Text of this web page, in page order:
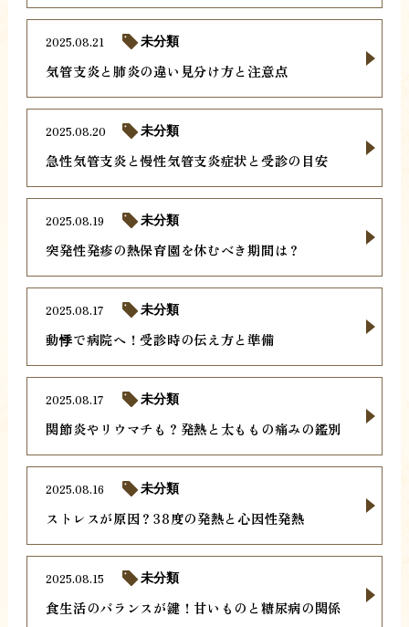
気管支炎と肺炎の違い見分け方と注意点
2025.08.21 未分類
急性気管支炎と慢性気管支炎症状と受診の目安
2025.08.20 未分類
突発性発疹の熱保育園を休むべき期間は？
2025.08.19 未分類
動悸で病院へ！受診時の伝え方と準備
2025.08.17 未分類
関節炎やリウマチも？発熱と太ももの痛みの鑑別
2025.08.17 未分類
ストレスが原因？38度の発熱と心因性発熱
2025.08.16 未分類
食生活のバランスが鍵！甘いものと糖尿病の関係
2025.08.15 未分類